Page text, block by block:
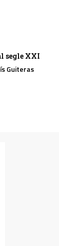
segle XXI
Guiteras